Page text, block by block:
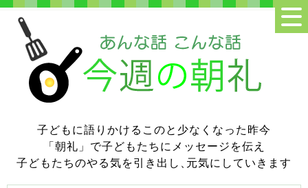
子どもに語りかけるこのと少なくなった昨今
「朝礼」で子どもたちにメッセージを伝え
子どもたちのやる気を引き出し
元気にしていきます